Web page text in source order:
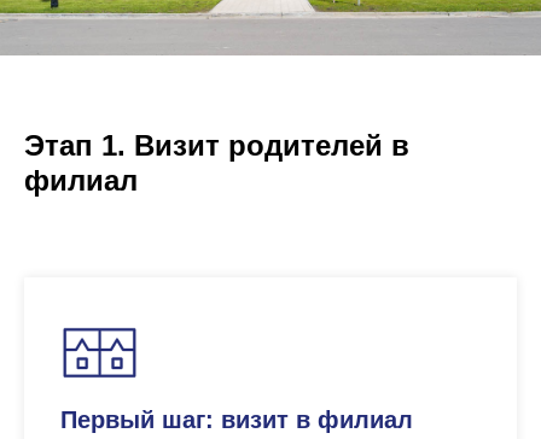
Этап 1. Визит родителей в
филиал
Первый шаг: визит в филиал